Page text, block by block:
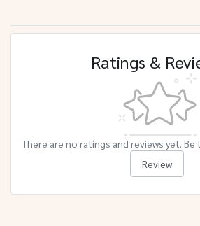
Ratings &
There are no ratings and reviews yet.
Review